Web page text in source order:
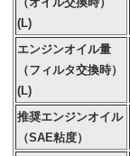
(L)
エンジンオイル量
（フィルタ交換時）
(L)
推奨エンジンオイル
（SAE粘度）